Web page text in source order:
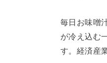
毎日お味噌
が冷え込む
す。経済産